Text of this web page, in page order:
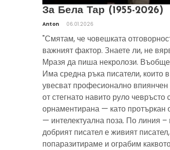
За Бела Тар (1955-2026)
Anton 06.01.2026
"Смятам, че човешката
важният фактор. Знаете ли, не
Мразя да пиша некролози.
Има средна ръка писатели, които
увесват професионално
от стегнато навито руло чевръсто
орнаментирана — като
— интелектуална поза. По линия
добрият писател е живият
попаразитираме и ограбим